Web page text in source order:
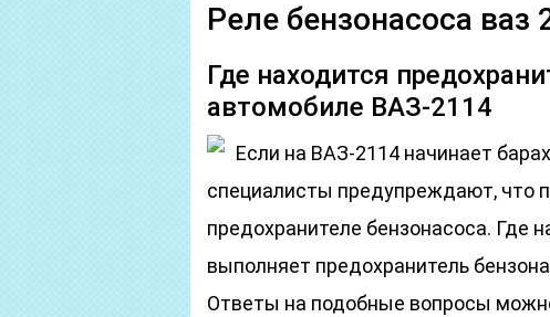
Реле бензонасоса ваз
Где находится
автомобиле ВАЗ-2114
Если на ВАЗ-2114 начинает
специалисты предупреждают, что
предохранителе бензонасоса. Где
выполняет предохранитель
Ответы на подобные вопросы